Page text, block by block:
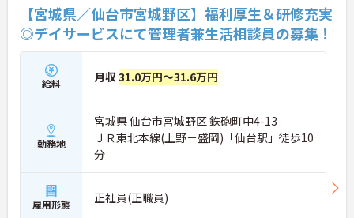
【宮城県／仙台市宮城野区】福利厚生＆研修充実
◎デイサービスにて管理者兼生活相談員の募集！
給料 月収31.0万円～31.6万円
勤務地
宮城県 仙台市宮城野区 鉄砲町中4-13
ＪＲ東北本線(上野－盛岡)「仙台駅」徒歩10
分
雇用形態 正社員(正職員)